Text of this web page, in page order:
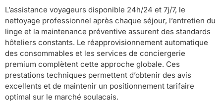
L’assistance voyageurs disponible 24h/24 et 7j/7, le
nettoyage professionnel après chaque séjour, l’entretien du
linge et la maintenance préventive assurent des standards
hôteliers constants. Le réapprovisionnement automatique
des consommables et les services de conciergerie
premium complètent cette approche globale. Ces
prestations techniques permettent d’obtenir des avis
excellents et de maintenir un positionnement tarifaire
optimal sur le marché soulacais.